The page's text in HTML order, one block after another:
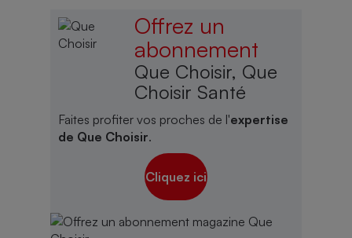
Offrez un
abonnement
Que Choisir, Que
Choisir Santé
Faites profiter vos proches de l'expertise
de Que Choisir.
Cliquez ici